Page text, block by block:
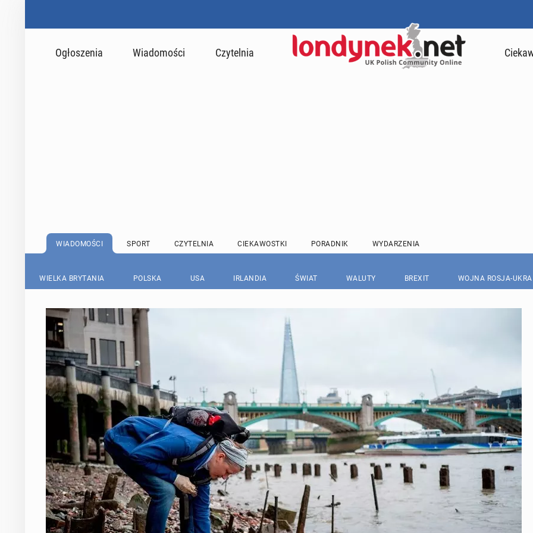
Ogłoszenia Wiadomości Czytelnia
WIADOMOŚCI SPORT CZYTELNIA CIEKAWOSTKI PORADNIK WYDARZENIA
WIELKA BRYTANIA POLSKA USA IRLANDIA ŚWIAT WALUTY BREXIT WOJNA ROSJA-